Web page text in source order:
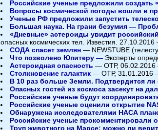
Российские ученые предложили создать
Вопросы космической погоды вошли в
Ученые РФ предложили запустить
Большая наука. На грани безумия —
«Дневные» астероиды увидит
опасных космических тел. Известия.
СОДА спасет землян — NEWSTUBE
Что позволено Юпитеру — Эксперты
Астероидная опасность — ОТР, 06.02.2016
Столкновение галактик — ОТР, 31.01.2016
В 10 раз больше Земли. Подтвердится ли
Опасных гостей из космоса засекут на
Российские ученые будут
Российские ученые оценили открытие
Обнаружена исследователями НАСА
Российские ученые прокомментировали
Труп животного на Марсе: можно ли